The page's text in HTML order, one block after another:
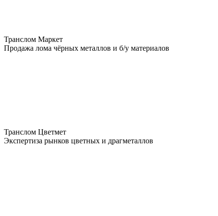
Транслом Маркет
Продажа лома чёрных металлов и б/у материалов
Транслом Цветмет
Экспертиза рынков цветных и драгметаллов